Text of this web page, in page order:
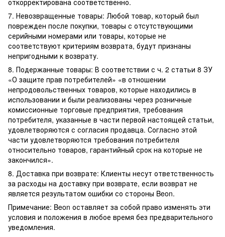
откорректирована соответственно.
7. Невозвращенные товары: Любой товар, который был
поврежден после покупки, товары с отсутствующими
серийными номерами или товары, которые не
соответствуют критериям возврата, будут признаны
непригодными к возврату.
8. Подержанные товары: В соответствии с ч. 2 статьи 8 ЗУ
«О защите прав потребителей» «в отношении
непродовольственных товаров, которые находились в
использовании и были реализованы через розничные
комиссионные торговые предприятия, требования
потребителя, указанные в части первой настоящей статьи,
удовлетворяются с согласия продавца. Согласно этой
части удовлетворяются требования потребителя
относительно товаров, гарантийный срок на которые не
закончился».
8. Доставка при возврате: Клиенты несут ответственность
за расходы на доставку при возврате, если возврат не
является результатом ошибки со стороны Beon.
Примечание: Beon оставляет за собой право изменять эти
условия и положения в любое время без предварительного
уведомления.